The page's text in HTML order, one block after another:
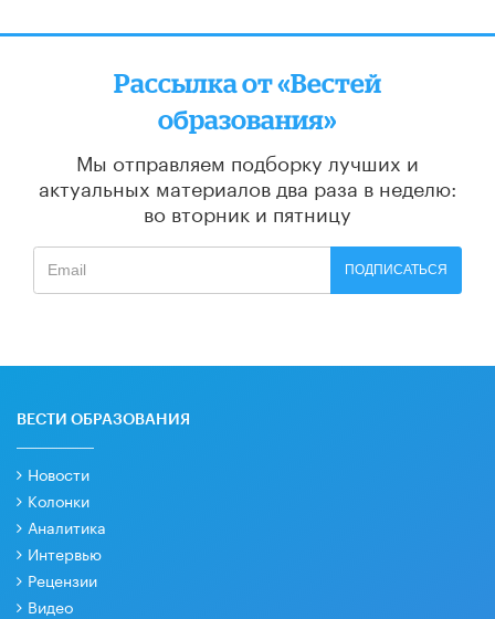
Рассылка от «Вестей
образования»
Мы отправляем подборку лучших и
актуальных материалов два раза в неделю:
во вторник и пятницу
ПОДПИСАТЬСЯ
ВЕСТИ ОБРАЗОВАНИЯ
Новости
Колонки
Аналитика
Интервью
Рецензии
Видео